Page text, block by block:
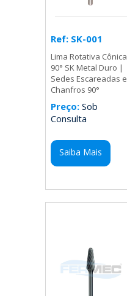
Ref: SK-001
Lima Rotativa Cônica
90° SK Metal Duro |
Sedes Escareadas e
Chanfros 90°
Preço: Sob
Consulta
Saiba Mais